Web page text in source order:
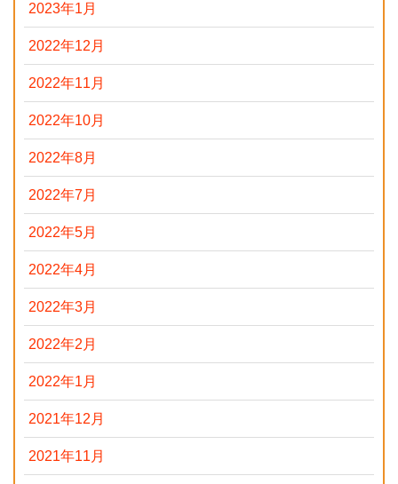
2023年1月
2022年12月
2022年11月
2022年10月
2022年8月
2022年7月
2022年5月
2022年4月
2022年3月
2022年2月
2022年1月
2021年12月
2021年11月